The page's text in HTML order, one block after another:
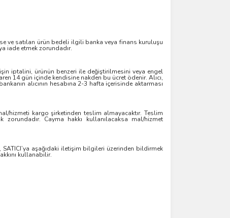
ve satılan ürün bedeli ilgili banka veya finans kuruluşu
iade etmek zorundadır.
iptalini, ürünün benzeri ile değiştirilmesini veya engel
14 gün içinde kendisine nakden bu ücret ödenir. Alıcı,
alıcının hesabına 2-3 hafta içerisinde aktarması
hizmeti kargo şirketinden teslim almayacaktır. Teslim
Cayma hakkı kullanılacaksa mal/hizmet
aşağıdaki iletişim bilgileri üzerinden bildirmek
kullanabilir.